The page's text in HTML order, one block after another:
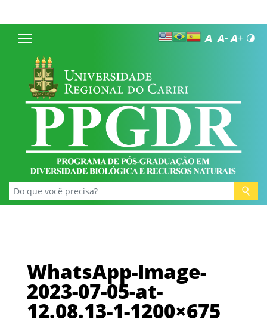
WhatsApp-Image-
2023-07-05-at-
12.08.13-1-1200×675